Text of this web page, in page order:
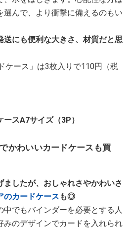
選んで、より衝撃に備えるのもい
送にも便利な大きさ、材質だと思
ケース」は3枚入りで110円（税
スA7サイズ（3P）
かわいいカードケースも買
ましたが、おしゃれさやかわいさ
のカードケース も◎
中でもバインダーを必要とする人
みのデザインでカードを入れられ